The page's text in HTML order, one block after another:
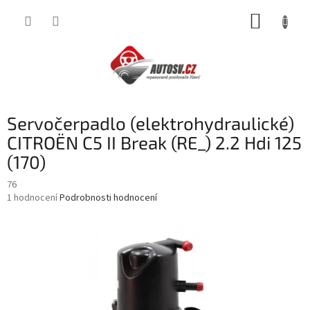
Servočerpadlo (elektrohydraulické)
CITROËN C5 II Break (RE_) 2.2 Hdi 125
(170)
76
Průměrné
1 hodnoceníPodrobnosti hodnocení